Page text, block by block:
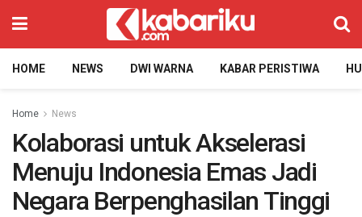
HOME NEWS DWI WARNA KABAR PERISTIWA
Home News
Kolaborasi untuk Akselerasi
Menuju Indonesia Emas Jadi
Negara Berpenghasilan Tinggi